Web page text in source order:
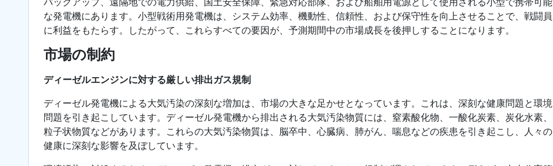
な発電機にあります。小型戦術用発電機は、システム効率、機動性、信頼性、および保守性を向上させることで、戦闘員
に利益をもたらす。したがって、これらすべての要因が、予測期間中の市場成長を後押しすることになります。
市場の制約
ディーゼルエンジンに対する厳しい排出ガス規制
ディーゼル発電機による大気汚染の深刻な増加は、市場の大きな足かせとなっています。これは、深刻な健康問題と環境
問題を引き起こしています。ディーゼル発電機から排出される大気汚染物質には、窒素酸化物、一酸化炭素、炭化水素、
粒子状物質などがあります。これらの大気汚染物質は、脳卒中、心臓病、肺がん、喘息などの疾患を引き起こし、人々の
健康に深刻な影響を及ぼしています。